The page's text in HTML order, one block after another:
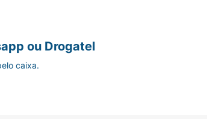
Acompanha uma cartela de adesivos da
ergonômico que facilita o manuseio e o
ou Drogatel
caixa.